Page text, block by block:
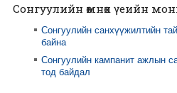
Сонгуулийн өмнөх үеийн
Сонгуулийн санхүүжилтийн
байна
Сонгуулийн кампанит ажлын
тод байдал